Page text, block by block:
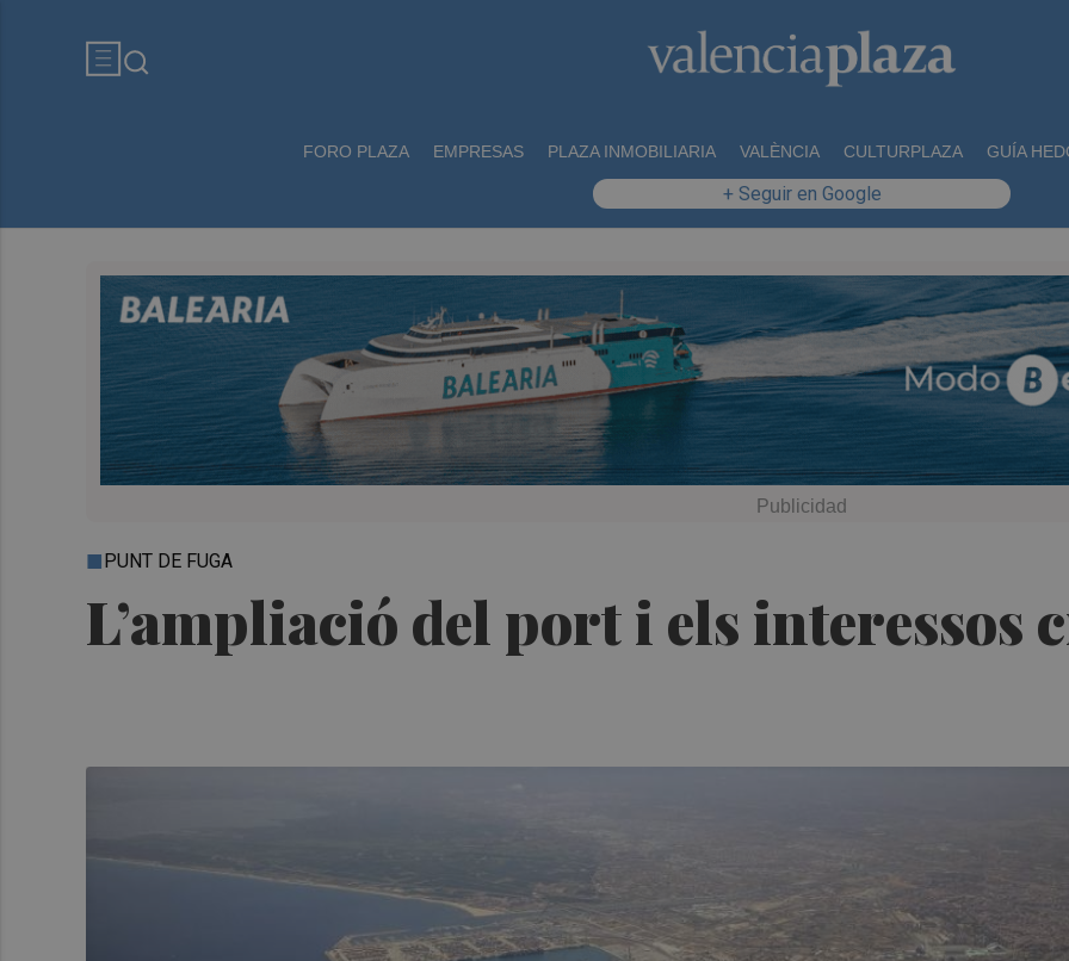
FORO PLAZA EMPRESAS PLAZA INMOBILIARIA VALÈNCIA CULTURPLAZA GUÍA
+ Seguir en Google
L’ampliació del port i els interessos
PUNT DE FUGA